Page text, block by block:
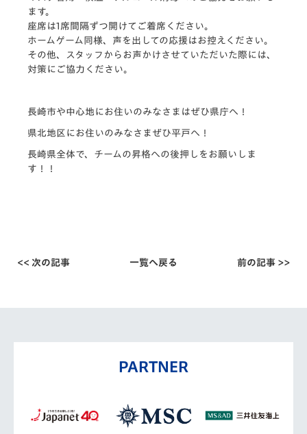
ます。
座席は1席間隔ずつ開けてご着席ください。
ホームゲーム同様、声を出しての応援はお控えください。
その他、スタッフからお声かけさせていただいた際には、
対策にご協力ください。
長崎市や中心地にお住いのみなさまはぜひ県庁へ！
県北地区にお住いのみなさまぜひ平戸へ！
長崎県全体で、チームの昇格への後押しをお願いしま
す！！
<< 次の記事 一覧へ戻る 前の記事 >>
PARTNER